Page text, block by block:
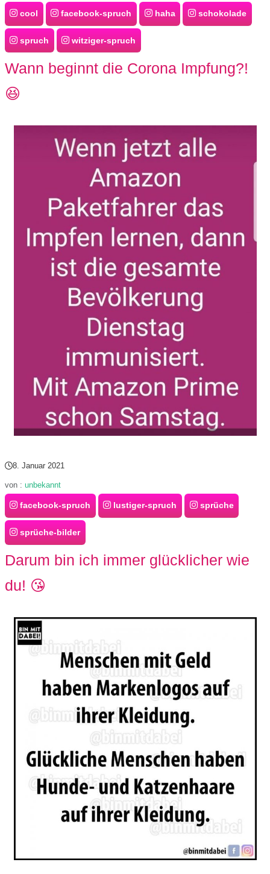
cool facebook-spruch haha schokolade
spruch witziger-spruch
Wann beginnt die Corona Impfung?!
😆
8. Januar 2021
von : unbekannt
facebook-spruch lustiger-spruch sprüche
sprüche-bilder
Darum bin ich immer glücklicher wie
du! 😘